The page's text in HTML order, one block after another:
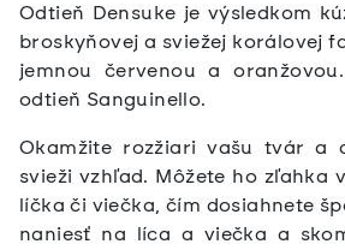
Odtieň Densuke je výsledkom
broskyňovej a sviežej korálovej
jemnou červenou a
odtieň Sanguinello.
Okamžite rozžiari vašu tvár a
svieži vzhľad. Môžete ho zľahka
líčka či viečka, čím dosiahnete
naniesť na líca a viečka a